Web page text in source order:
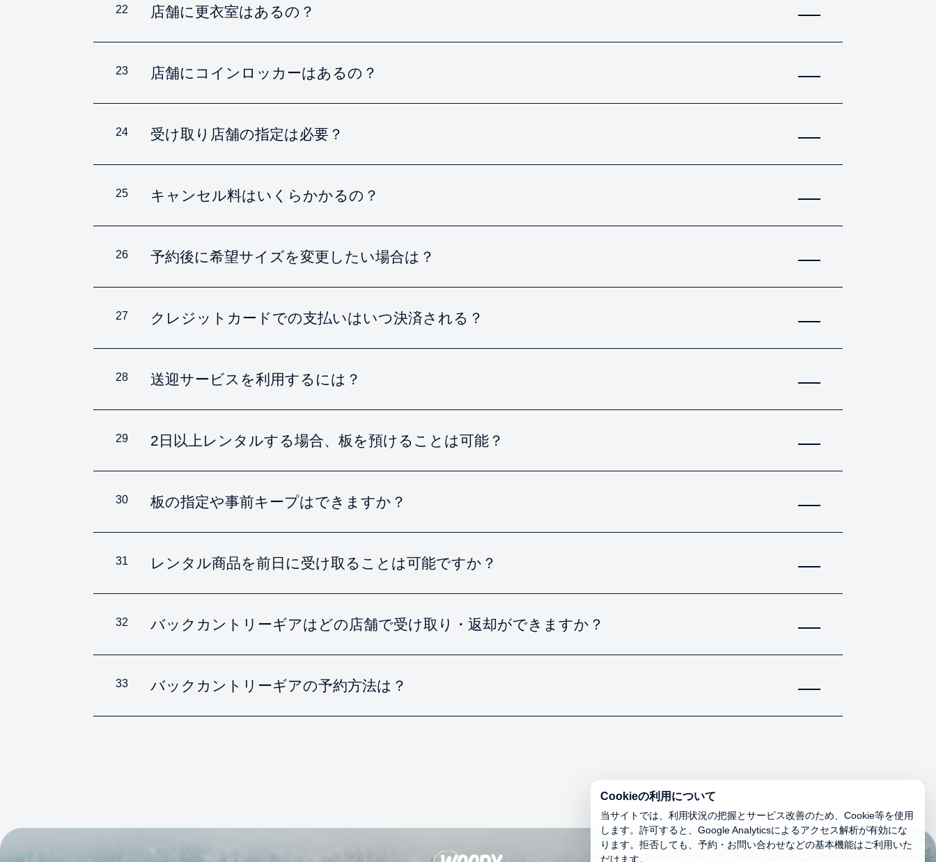
22 店舗に更衣室はあるの？
23 店舗にコインロッカーはあるの？
24 受け取り店舗の指定は必要？
25 キャンセル料はいくらかかるの？
26 予約後に希望サイズを変更したい場合は？
27 クレジットカードでの支払いはいつ決済される？
28 送迎サービスを利用するには？
29 2日以上レンタルする場合、板を預けることは可能？
30 板の指定や事前キープはできますか？
31 レンタル商品を前日に受け取ることは可能ですか？
32 バックカントリーギアはどの店舗で受け取り・返却ができますか？
33 バックカントリーギアの予約方法は？
Cookieの利用について
当サイトでは、利用状況の把握とサービス改善のため、Cookie等を使用
します。許可すると、Google Analyticsによるアクセス解析が有効にな
ります。拒否しても、予約・お問い合わせなどの基本機能はご利用いた
だけます。